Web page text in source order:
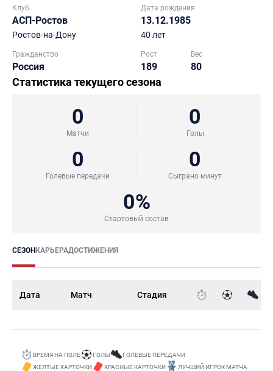
Клуб
АСП-Ростов
Ростов-на-Дону
Дата рождения
13.12.1985
40 лет
Гражданство
Россия
Рост
189
Вес
80
Статистика текущего сезона
0
Матчи
0
Голы
0
Голевые передачи
0
Сыграно минут
0%
Стартовый состав
СЕЗОНКАРЬЕРАДОСТИЖЕНИЯ
Дата Матч Стадия
ВРЕМЯ НА ПОЛЕ ГОЛЫ
ГОЛЕВЫЕ ПЕРЕДАЧИ
ЖЁЛТЫЕ КАРТОЧКИ
КРАСНЫЕ КАРТОЧКИ ЛУЧШИЙ ИГРОК МАТЧА